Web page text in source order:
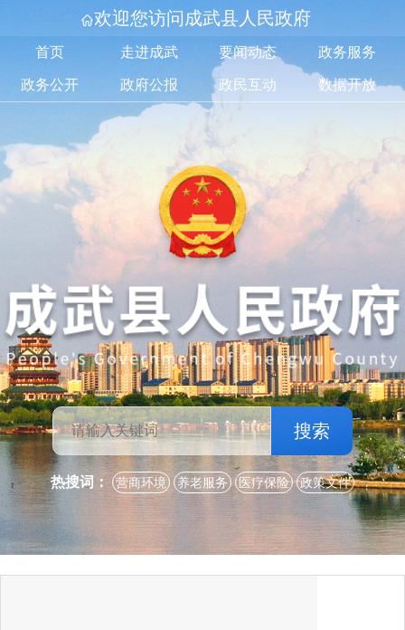
欢迎您访问成武县人民政府
首页 走进成武 要闻动态 政务服务
政务公开 政府公报 政民互动 数据开放
搜索
热搜词： 营商环境 养老服务 医疗保险 政策文件